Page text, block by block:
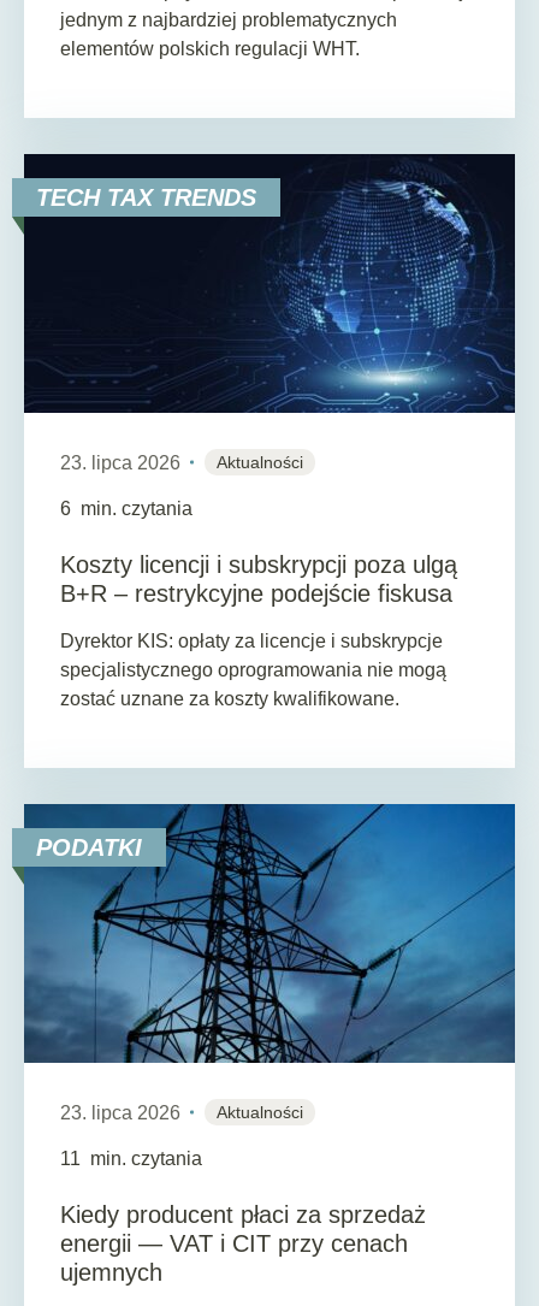
jednym z najbardziej problematycznych
elementów polskich regulacji WHT.
TECH TAX TRENDS
23. lipca 2026 Aktualności
6 min. czytania
Koszty licencji i subskrypcji poza ulgą
B+R – restrykcyjne podejście fiskusa
Dyrektor KIS: opłaty za licencje i subskrypcje
specjalistycznego oprogramowania nie mogą
zostać uznane za koszty kwalifikowane.
PODATKI
23. lipca 2026 Aktualności
11 min. czytania
Kiedy producent płaci za sprzedaż
energii — VAT i CIT przy cenach
ujemnych